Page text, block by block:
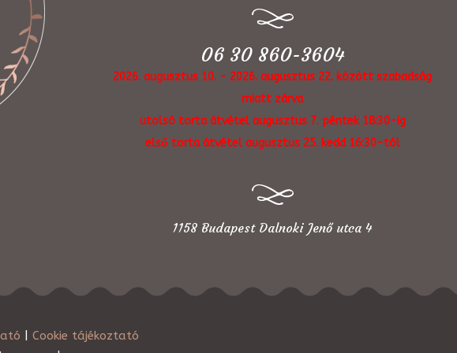
06 30 860-3604
2026. augusztus 10. - 2026. augusztus 22. között szabadság
miatt zárva
utolsó torta átvétel augusztus 7. péntek 18:30-ig
első torta átvétel augusztus 25. kedd 16:30-tól
1158 Budapest Dalnoki Jenő utca 4
Cookie tájékoztató